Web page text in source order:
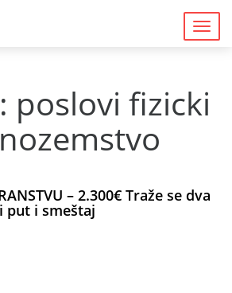
poslovi fizicki
– 2.300€ Traže se dva
put i smeštaj